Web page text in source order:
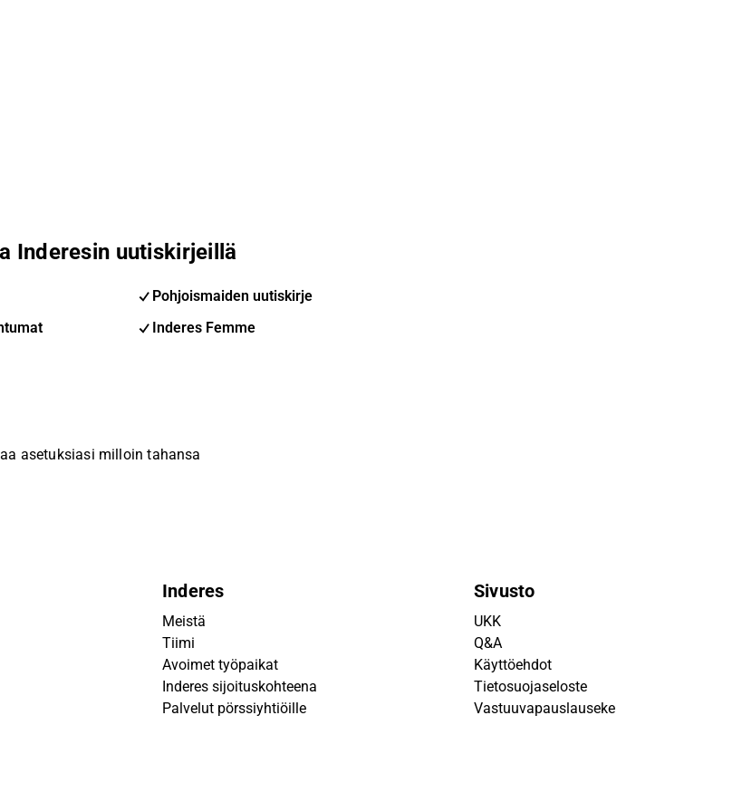
Inderesin uutiskirjeillä
Pohjoismaiden uutiskirje
Inderes Femme
asetuksiasi milloin tahansa
Inderes
Meistä
Tiimi
Avoimet työpaikat
Inderes sijoituskohteena
Palvelut pörssiyhtiöille
Sivusto
UKK
Q&A
Käyttöehdot
Tietosuojaseloste
Vastuuvapauslauseke